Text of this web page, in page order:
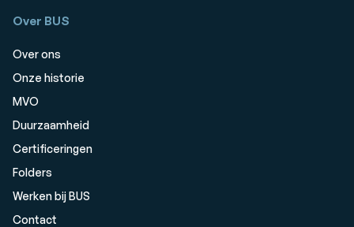
Over BUS
Over ons
Onze historie
MVO
Duurzaamheid
Certificeringen
Folders
Werken bij BUS
Contact